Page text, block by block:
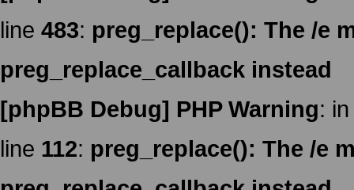
line 483: preg_replace(): The /e
preg_replace_callback instead
[phpBB Debug] PHP Warning:
line 112: preg_replace(): The /e